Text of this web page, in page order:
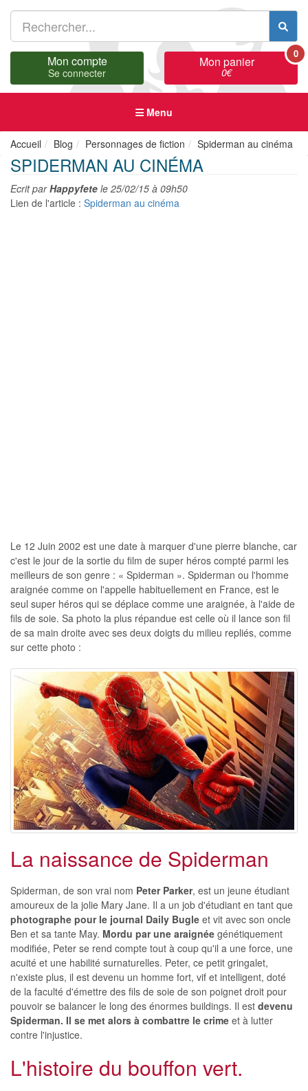
Mon compte
Se connecter
Mon panier
0€
0
Menu
Accueil Blog Personnages de fiction Spiderman au cinéma
SPIDERMAN AU CINÉMA
Ecrit parHappyfete le 25/02/15 à 09h50
Lien de l'article : Spiderman au cinéma
Le 12 Juin 2002 est une date à marquer d'une pierre blanche, car
c'est le jour de la sortie du film de super héros compté parmi les
meilleurs de son genre : « Spiderman ». Spiderman ou l'homme
araignée comme on l'appelle habituellement en France, est le
seul super héros qui se déplace comme une araignée, à l'aide de
fils de soie. Sa photo la plus répandue est celle où il lance son fil
de sa main droite avec ses deux doigts du milieu repliés, comme
sur cette photo :
La naissance de Spiderman
Spiderman, de son vrai nom Peter Parker, est un jeune étudiant
amoureux de la jolie Mary Jane. Il a un job d'étudiant en tant que
photographe pour le journal Daily Bugle et vit avec son oncle
Ben et sa tante May. Mordu par une araignée génétiquement
modifiée, Peter se rend compte tout à coup qu'il a une force, une
acuité et une habilité surnaturelles. Peter, ce petit gringalet,
n'existe plus, il est devenu un homme fort, vif et intelligent, doté
de la faculté d'émettre des fils de soie de son poignet droit pour
pouvoir se balancer le long des énormes buildings. Il est devenu
Spiderman. Il se met alors à combattre le crime et à lutter
contre l'injustice.
L'histoire du bouffon vert.